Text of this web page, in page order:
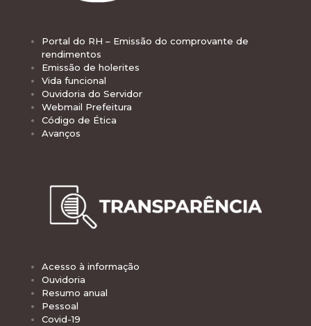
Portal do RH – Emissão do comprovante de
rendimentos
Emissão de holerites
Vida funcional
Ouvidoria do Servidor
Webmail Prefeitura
Código de Ética
Avanços
Acesso à informação
Ouvidoria
Resumo anual
Pessoal
Covid-19